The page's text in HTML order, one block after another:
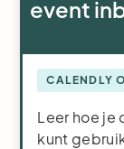
event
CALENDLY
Leer hoe je
kunt